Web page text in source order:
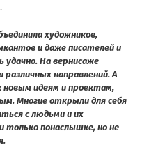
художников,
и даже писателей и
удачно. На вернисаже
направлений. А
идеям и проектам,
Многие открыли для себя
с людьми и их
только понаслышке, но не